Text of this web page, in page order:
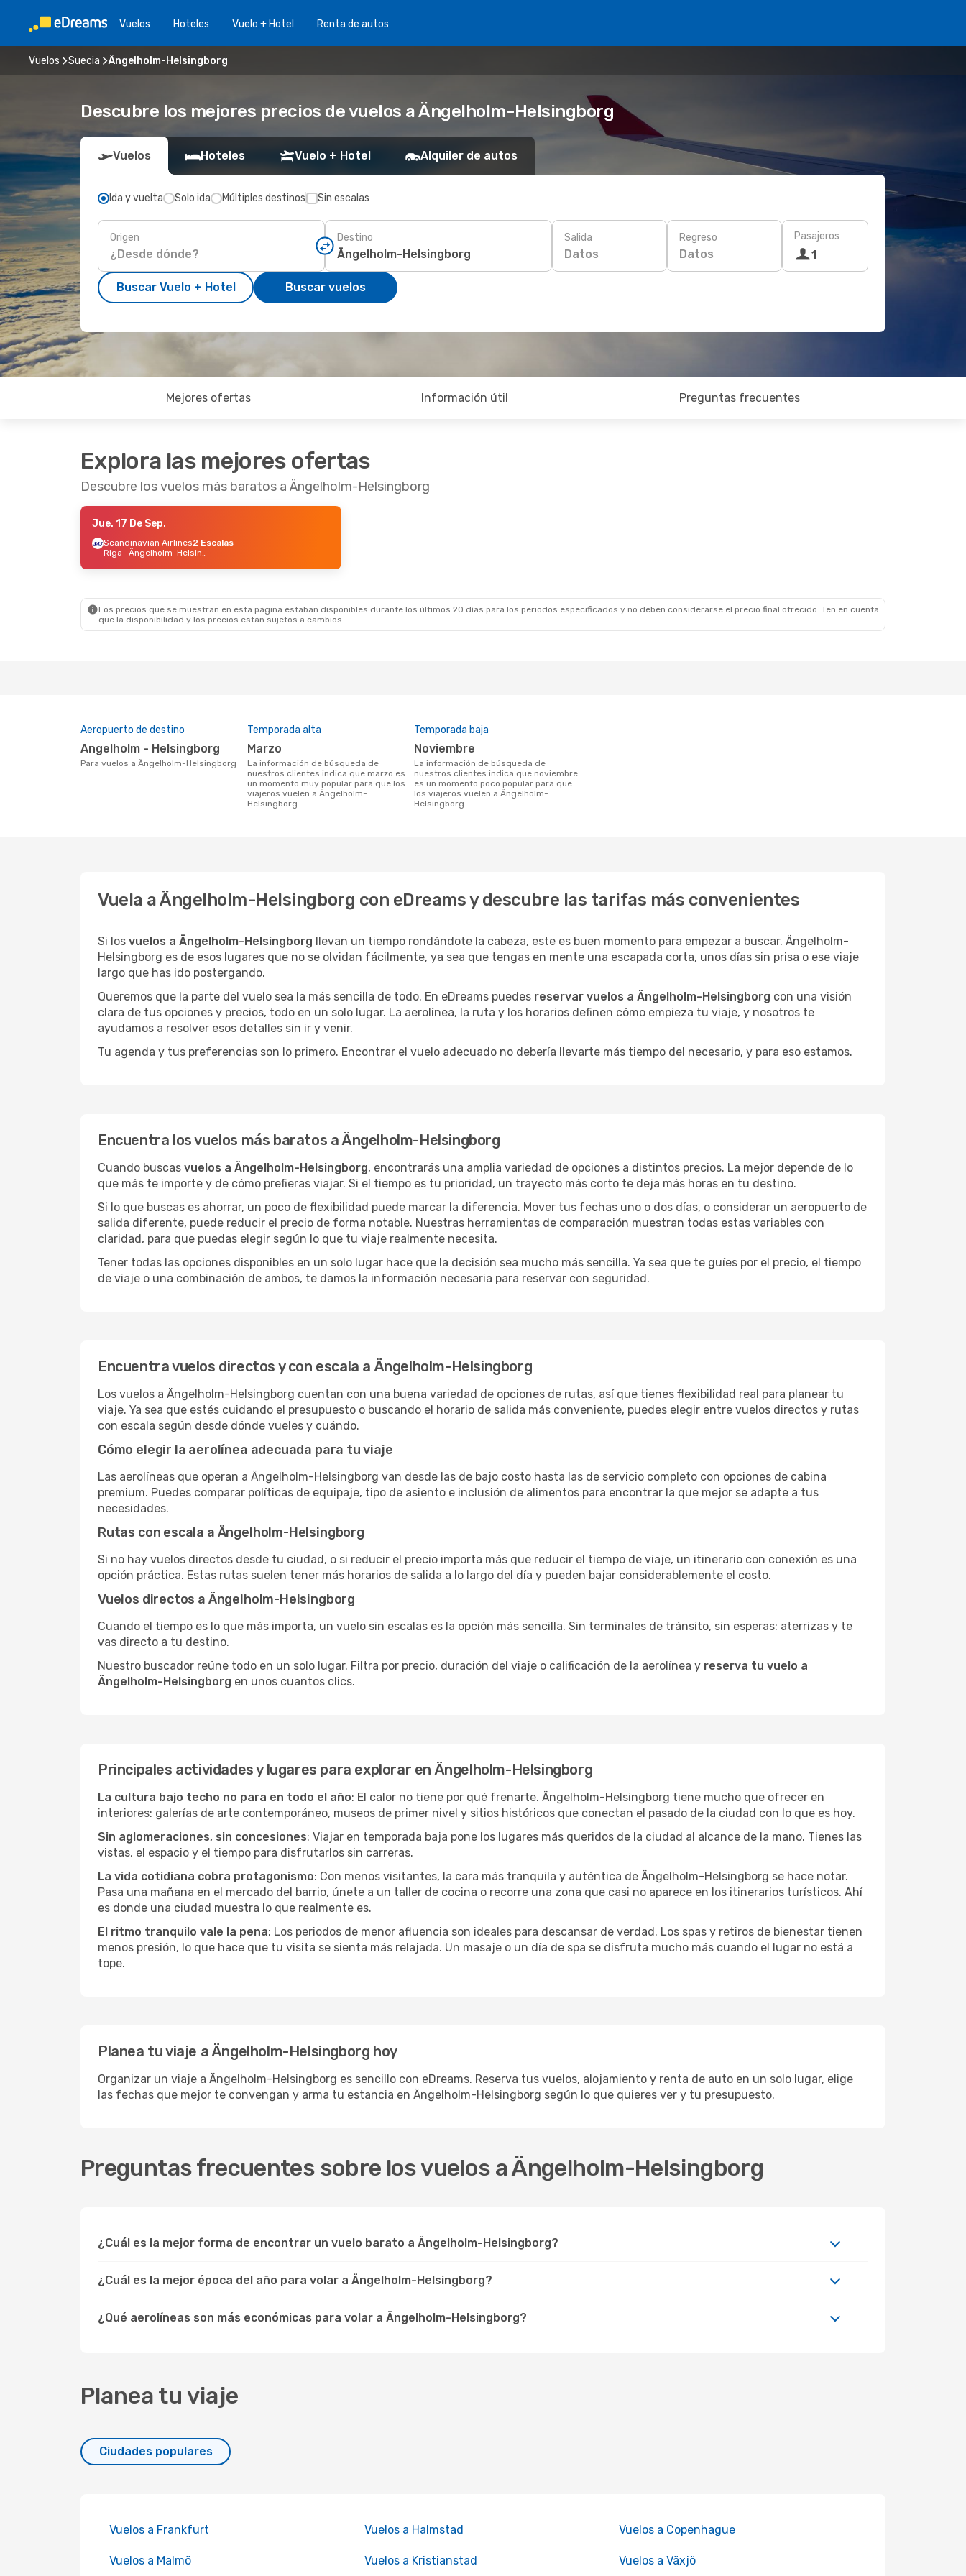
Vuelos Hoteles Vuelo + Hotel Renta de autos
Vuelos Suecia Ängelholm-Helsingborg
Descubre los mejores precios de vuelos a Ängelholm-Helsingborg
Vuelos Hoteles Vuelo + Hotel Alquiler de autos
Ida y vuelta Solo ida Múltiples destinos Sin escalas
Origen Destino Salida
Datos
Regreso
Datos
Pasajeros
1
Buscar Vuelo + Hotel Buscar vuelos
Mejores ofertas Información útil Preguntas frecuentes
Explora las mejores ofertas
Descubre los vuelos más baratos a Ängelholm-Helsingborg
Jue. 17 De Sep.
Scandinavian Airlines2 Escalas
Riga
- Ängelholm-Helsingborg
Los precios que se muestran en esta página estaban disponibles durante los últimos 20 días para los periodos especificados y no deben considerarse el precio final ofrecido. Ten en cuenta
que la disponibilidad y los precios están sujetos a cambios.
Aeropuerto de destino
Angelholm - Helsingborg
Para vuelos a Ängelholm-Helsingborg
Temporada alta
marzo
La información de búsqueda de
nuestros clientes indica que marzo es
un momento muy popular para que los
viajeros vuelen a Ängelholm-
Helsingborg
Temporada baja
noviembre
La información de búsqueda de
nuestros clientes indica que noviembre
es un momento poco popular para que
los viajeros vuelen a Ängelholm-
Helsingborg
Vuela a Ängelholm-Helsingborg con eDreams y descubre las tarifas más convenientes
Si los vuelos a Ängelholm-Helsingborg llevan un tiempo rondándote la cabeza, este es buen momento para empezar a buscar. Ängelholm-
Helsingborg es de esos lugares que no se olvidan fácilmente, ya sea que tengas en mente una escapada corta, unos días sin prisa o ese viaje
largo que has ido postergando.
Queremos que la parte del vuelo sea la más sencilla de todo. En eDreams puedes reservar vuelos a Ängelholm-Helsingborg con una visión
clara de tus opciones y precios, todo en un solo lugar. La aerolínea, la ruta y los horarios definen cómo empieza tu viaje, y nosotros te
ayudamos a resolver esos detalles sin ir y venir.
Tu agenda y tus preferencias son lo primero. Encontrar el vuelo adecuado no debería llevarte más tiempo del necesario, y para eso estamos.
Encuentra los vuelos más baratos a Ängelholm-Helsingborg
Cuando buscas vuelos a Ängelholm-Helsingborg, encontrarás una amplia variedad de opciones a distintos precios. La mejor depende de lo
que más te importe y de cómo prefieras viajar. Si el tiempo es tu prioridad, un trayecto más corto te deja más horas en tu destino.
Si lo que buscas es ahorrar, un poco de flexibilidad puede marcar la diferencia. Mover tus fechas uno o dos días, o considerar un aeropuerto de
salida diferente, puede reducir el precio de forma notable. Nuestras herramientas de comparación muestran todas estas variables con
claridad, para que puedas elegir según lo que tu viaje realmente necesita.
Tener todas las opciones disponibles en un solo lugar hace que la decisión sea mucho más sencilla. Ya sea que te guíes por el precio, el tiempo
de viaje o una combinación de ambos, te damos la información necesaria para reservar con seguridad.
Encuentra vuelos directos y con escala a Ängelholm-Helsingborg
Los vuelos a Ängelholm-Helsingborg cuentan con una buena variedad de opciones de rutas, así que tienes flexibilidad real para planear tu
viaje. Ya sea que estés cuidando el presupuesto o buscando el horario de salida más conveniente, puedes elegir entre vuelos directos y rutas
con escala según desde dónde vueles y cuándo.
Cómo elegir la aerolínea adecuada para tu viaje
Las aerolíneas que operan a Ängelholm-Helsingborg van desde las de bajo costo hasta las de servicio completo con opciones de cabina
premium. Puedes comparar políticas de equipaje, tipo de asiento e inclusión de alimentos para encontrar la que mejor se adapte a tus
necesidades.
Rutas con escala a Ängelholm-Helsingborg
Si no hay vuelos directos desde tu ciudad, o si reducir el precio importa más que reducir el tiempo de viaje, un itinerario con conexión es una
opción práctica. Estas rutas suelen tener más horarios de salida a lo largo del día y pueden bajar considerablemente el costo.
Vuelos directos a Ängelholm-Helsingborg
Cuando el tiempo es lo que más importa, un vuelo sin escalas es la opción más sencilla. Sin terminales de tránsito, sin esperas: aterrizas y te
vas directo a tu destino.
Nuestro buscador reúne todo en un solo lugar. Filtra por precio, duración del viaje o calificación de la aerolínea y reserva tu vuelo a
Ängelholm-Helsingborg en unos cuantos clics.
Principales actividades y lugares para explorar en Ängelholm-Helsingborg
La cultura bajo techo no para en todo el año: El calor no tiene por qué frenarte. Ängelholm-Helsingborg tiene mucho que ofrecer en
interiores: galerías de arte contemporáneo, museos de primer nivel y sitios históricos que conectan el pasado de la ciudad con lo que es hoy.
Sin aglomeraciones, sin concesiones: Viajar en temporada baja pone los lugares más queridos de la ciudad al alcance de la mano. Tienes las
vistas, el espacio y el tiempo para disfrutarlos sin carreras.
La vida cotidiana cobra protagonismo: Con menos visitantes, la cara más tranquila y auténtica de Ängelholm-Helsingborg se hace notar.
Pasa una mañana en el mercado del barrio, únete a un taller de cocina o recorre una zona que casi no aparece en los itinerarios turísticos. Ahí
es donde una ciudad muestra lo que realmente es.
El ritmo tranquilo vale la pena: Los periodos de menor afluencia son ideales para descansar de verdad. Los spas y retiros de bienestar tienen
menos presión, lo que hace que tu visita se sienta más relajada. Un masaje o un día de spa se disfruta mucho más cuando el lugar no está a
tope.
Planea tu viaje a Ängelholm-Helsingborg hoy
Organizar un viaje a Ängelholm-Helsingborg es sencillo con eDreams. Reserva tus vuelos, alojamiento y renta de auto en un solo lugar, elige
las fechas que mejor te convengan y arma tu estancia en Ängelholm-Helsingborg según lo que quieres ver y tu presupuesto.
Preguntas frecuentes sobre los vuelos a Ängelholm-Helsingborg
¿Cuál es la mejor forma de encontrar un vuelo barato a Ängelholm-Helsingborg?
¿Cuál es la mejor época del año para volar a Ängelholm-Helsingborg?
¿Qué aerolíneas son más económicas para volar a Ängelholm-Helsingborg?
Planea tu viaje
Ciudades populares
Vuelos a Frankfurt Vuelos a Halmstad Vuelos a Copenhague
Vuelos a Malmö Vuelos a Kristianstad Vuelos a Växjö